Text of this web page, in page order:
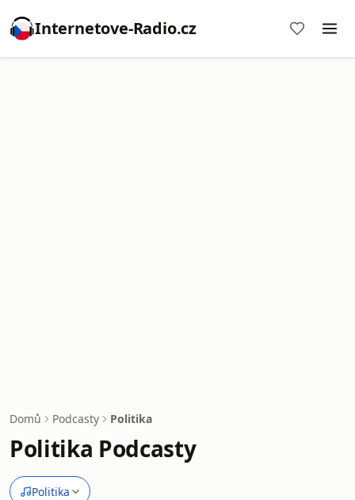
Internetove-Radio.cz
Domů Podcasty Politika
Politika Podcasty
Politika